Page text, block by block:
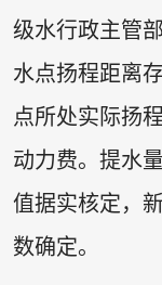
级水行政主管
水点扬程距离
点所处实际扬
动力费。提水
值据实核定，
数确定。